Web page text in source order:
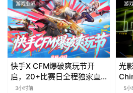
游戏业界
快手X CFM爆破爽玩节开
启，20+比赛日全程独家直
播
3小时前
游
光
态
5小